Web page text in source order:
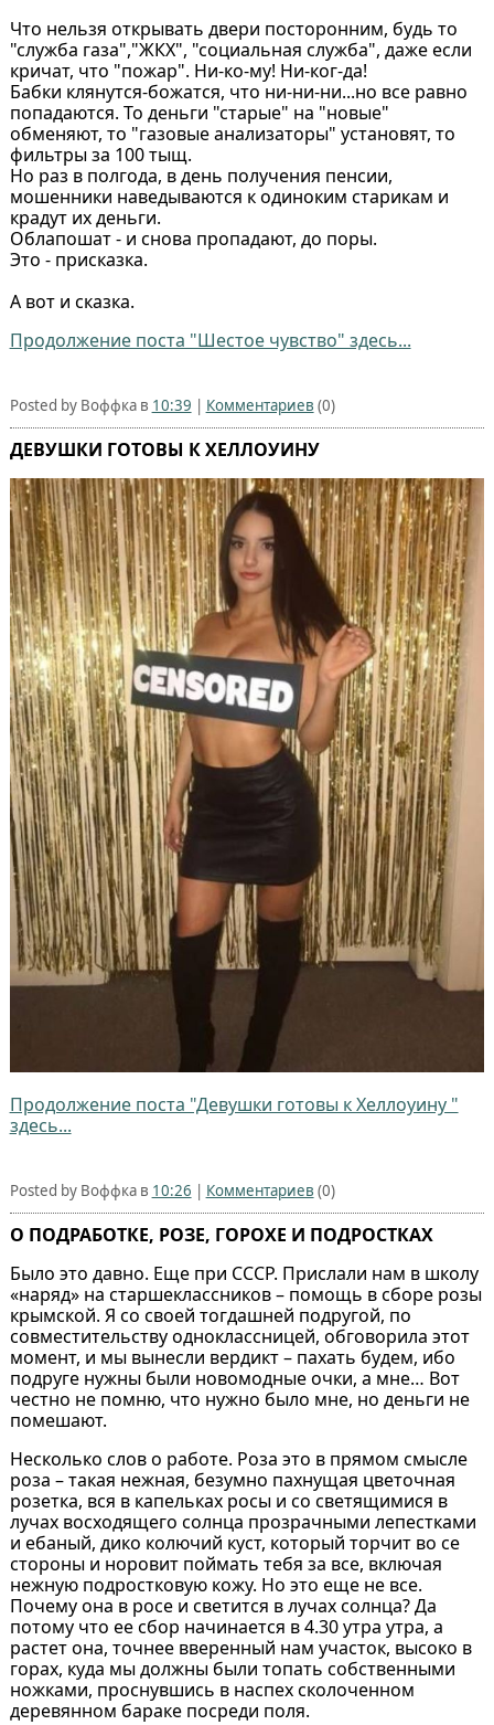
Что нельзя открывать двери посторонним, будь то
"служба газа","ЖКХ", "социальная служба", даже если
кричат, что "пожар". Ни-ко-му! Ни-ког-да!
Бабки клянутся-божатся, что ни-ни-ни...но все равно
попадаются. То деньги "старые" на "новые"
обменяют, то "газовые анализаторы" установят, то
фильтры за 100 тыщ.
Но раз в полгода, в день получения пенсии,
мошенники наведываются к одиноким старикам и
крадут их деньги.
Облапошат - и снова пропадают, до поры.
Это - присказка.
А вот и сказка.
Продолжение поста "Шестое чувство" здесь...
Posted by Воффка в 10:39 | Комментариев (0)
ДЕВУШКИ ГОТОВЫ К ХЕЛЛОУИНУ
Продолжение поста "Девушки готовы к Хеллоуину "
здесь...
Posted by Воффка в 10:26 Комментариев (0)
О ПОДРАБОТКЕ, РОЗЕ, ГОРОХЕ И ПОДРОСТКАХ
Было это давно. Еще при СССР. Прислали нам в школу
«наряд» на старшеклассников – помощь в сборе розы
крымской. Я со своей тогдашней подругой, по
совместительству одноклассницей, обговорила этот
момент, и мы вынесли вердикт – пахать будем, ибо
подруге нужны были новомодные очки, а мне… Вот
честно не помню, что нужно было мне, но деньги не
помешают.
Несколько слов о работе. Роза это в прямом смысле
роза – такая нежная, безумно пахнущая цветочная
розетка, вся в капельках росы и со светящимися в
лучах восходящего солнца прозрачными лепестками
и ебаный, дико колючий куст, который торчит во се
стороны и норовит поймать тебя за все, включая
нежную подростковую кожу. Но это еще не все.
Почему она в росе и светится в лучах солнца? Да
потому что ее сбор начинается в 4.30 утра утра, а
растет она, точнее вверенный нам участок, высоко в
горах, куда мы должны были топать собственными
ножками, проснувшись в наспех сколоченном
деревянном бараке посреди поля.